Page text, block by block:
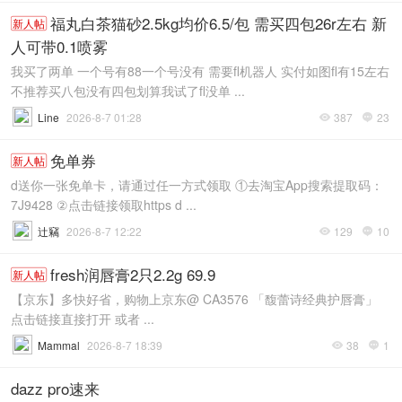
新人帖 福丸白茶猫砂2.5kg均价6.5/包 需买四包26r左右 新
人可带0.1喷雾
我买了两单 一个号有88一个号没有 需要fl机器人 实付如图fl有15左右
不推荐买八包没有四包划算我试了fl没单 ...
 387  23
Line 2026-8-7 01:28
新人帖 免单券
d送你一张免单卡，请通过任一方式领取 ①去淘宝App搜索提取码：
7J9428 ②点击链接领取https d ...
 129  10
辻竊 2026-8-7 12:22
新人帖 fresh润唇膏2只2.2g 69.9
【京东】多快好省，购物上京东@ CA3576 「馥蕾诗经典护唇膏」
点击链接直接打开 或者 ...
 38  1
Mammal 2026-8-7 18:39
dazz pro速来